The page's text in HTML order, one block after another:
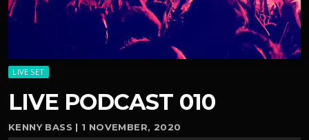
LIVE SET
LIVE PODCAST 010
KENNY BASS | 1 NOVEMBER, 2020